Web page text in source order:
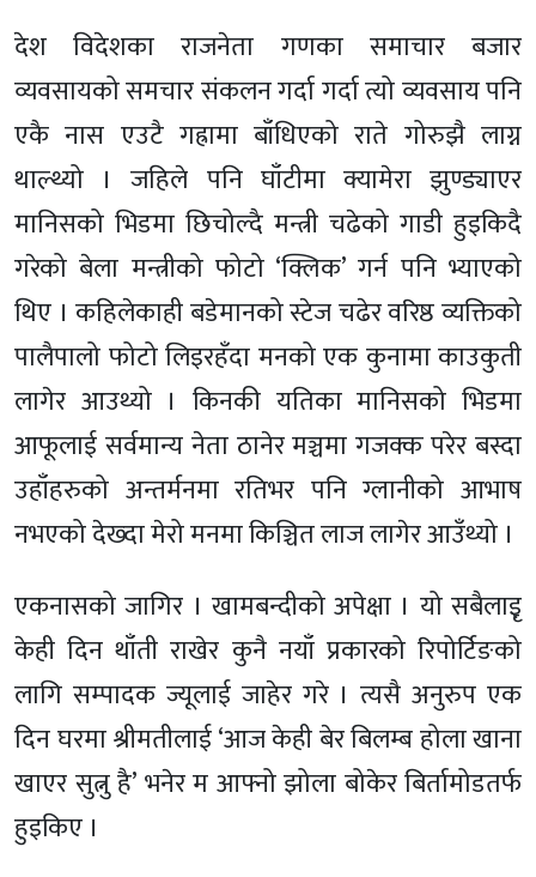
देश विदेशका राजनेता गणका समाचार बजार
व्यवसायको समचार संकलन गर्दा गर्दा त्यो व्यवसाय पनि
एकै नास एउटै गह्रामा बाँधिएको राते गोरुझै लाग्न
थाल्थ्यो । जहिले पनि घाँटीमा क्यामेरा झुण्ड्याएर
मानिसको भिडमा छिचोल्दै मन्त्री चढेको गाडी हुइकिदै
गरेको बेला मन्त्रीको फोटो ‘क्लिक’ गर्न पनि भ्याएको
थिए । कहिलेकाही बडेमानको स्टेज चढेर वरिष्ठ व्यक्तिको
पालैपालो फोटो लिइरहँदा मनको एक कुनामा काउकुती
लागेर आउथ्यो । किनकी यतिका मानिसको भिडमा
आफूलाई सर्वमान्य नेता ठानेर मञ्चमा गजक्क परेर बस्दा
उहाँहरुको अन्तर्मनमा रतिभर पनि ग्लानीको आभाष
नभएको देख्दा मेरो मनमा किञ्चित लाज लागेर आउँथ्यो ।
एकनासको जागिर । खामबन्दीको अपेक्षा । यो सबैलाइृ
केही दिन थाँती राखेर कुनै नयाँ प्रकारको रिपोर्टिङको
लागि सम्पादक ज्यूलाई जाहेर गरे । त्यसै अनुरुप एक
दिन घरमा श्रीमतीलाई ‘आज केही बेर बिलम्ब होला खाना
खाएर सुत्नु है’ भनेर म आफ्नो झोला बोकेर बिर्तामोडतर्फ
हुइकिए ।